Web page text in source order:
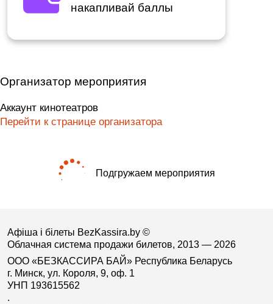
накапливай баллы
Организатор мероприятия
Аккаунт кинотеатров
Перейти к странице организатора
Подгружаем мероприятия
Афіша і білеты BezKassira.by ©
Облачная система продажи билетов, 2013 — 2026
ООО «БЕЗКАССИРА БАЙ» Республика Беларусь
г. Минск, ул. Короля, 9, оф. 1
УНП 193615562
.